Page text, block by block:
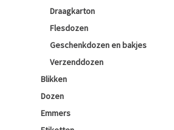
Draagkarton
Flesdozen
Geschenkdozen en bakjes
Verzenddozen
Blikken
Dozen
Emmers